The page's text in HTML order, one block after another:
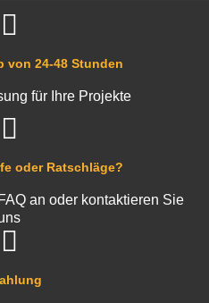
oder Ratschläge?
an oder kontaktieren Sie
von 24-48 Stunden
für Ihre Projekte